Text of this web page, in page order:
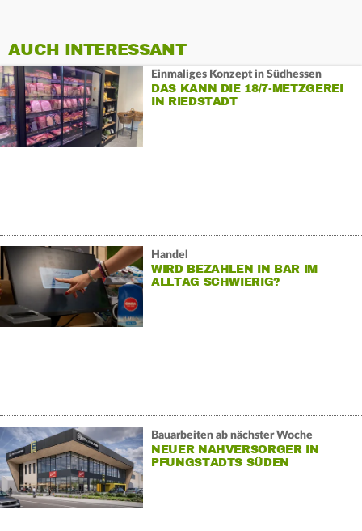
AUCH INTERESSANT
Einmaliges Konzept in Südhessen
DAS KANN DIE 18/7-METZGEREI
IN RIEDSTADT
Handel
WIRD BEZAHLEN IN BAR IM
ALLTAG SCHWIERIG?
Bauarbeiten ab nächster Woche
NEUER NAHVERSORGER IN
PFUNGSTADTS SÜDEN